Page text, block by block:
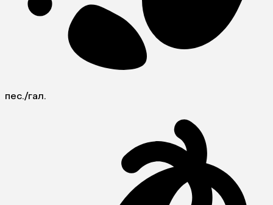
пес./гал.